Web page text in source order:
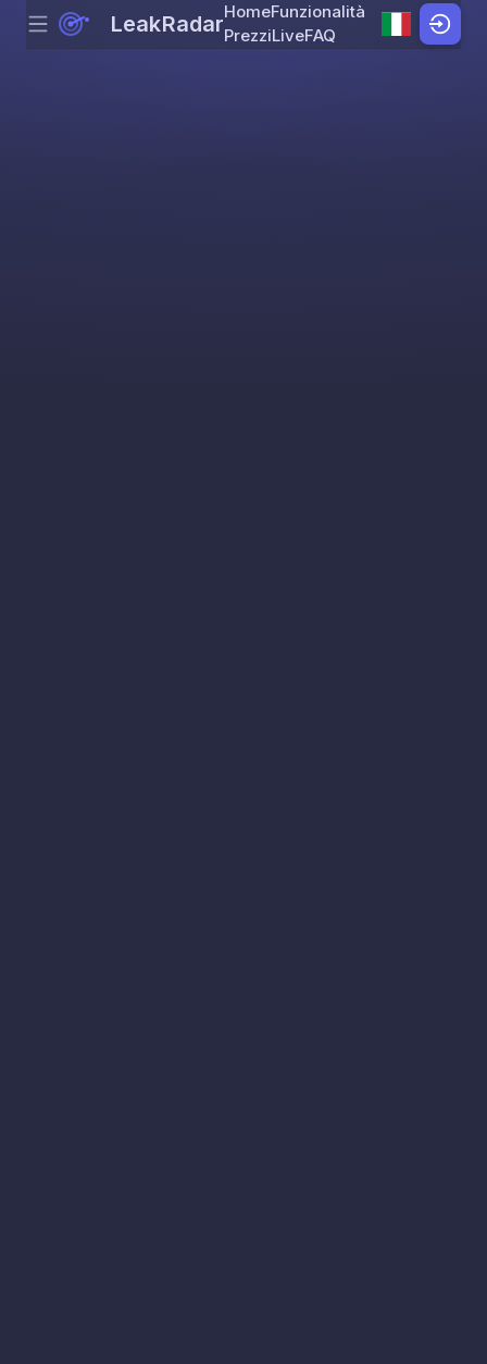
Skip to content
Menu LeakRadarHomeFunzionalità
PrezziLiveFAQ